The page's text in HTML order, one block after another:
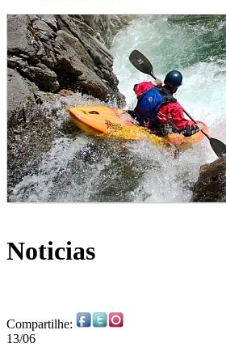
Noticias
Compartilhe:
13/06